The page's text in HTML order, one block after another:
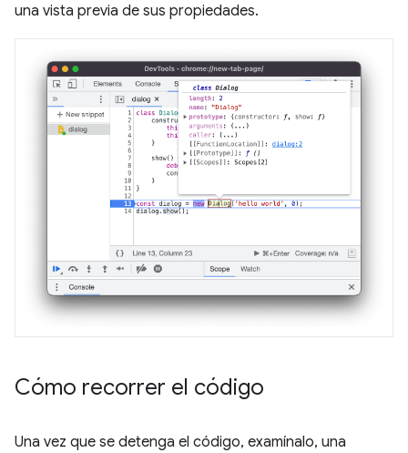
una vista previa de sus propiedades.
Cómo recorrer el código
Una vez que se detenga el código, examínalo, una